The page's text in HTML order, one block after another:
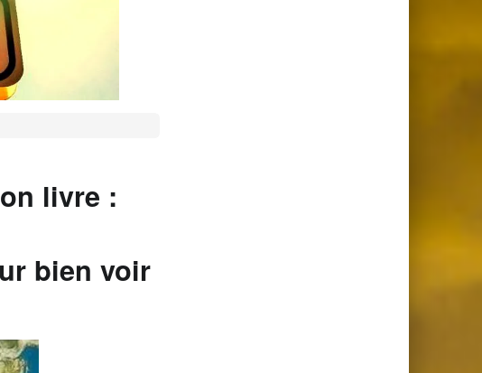
livre :
bien voir